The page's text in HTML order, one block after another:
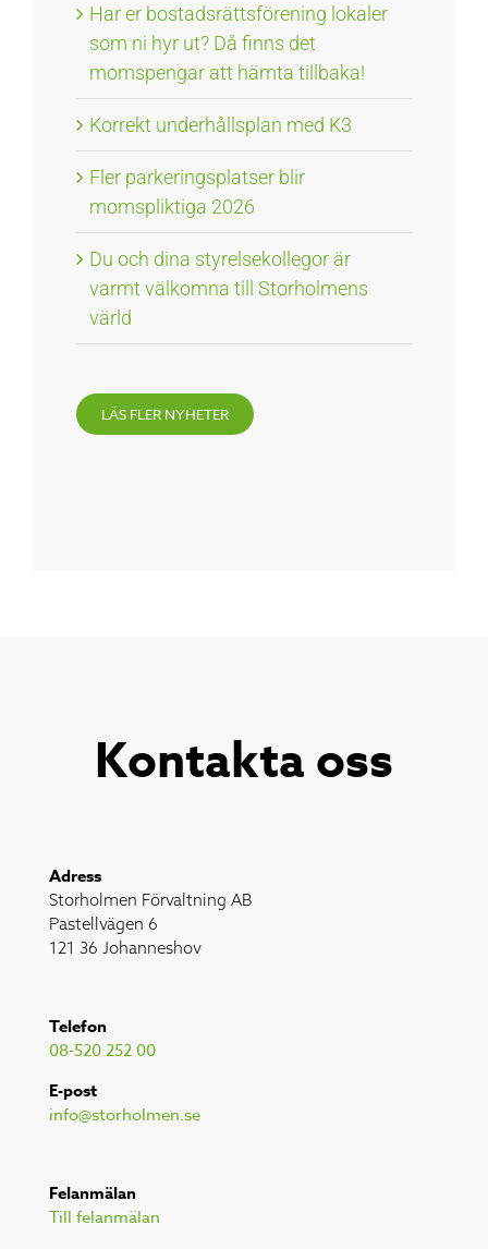
Har er bostadsrättsförening lokaler
som ni hyr ut? Då finns det
momspengar att hämta tillbaka!
Korrekt underhållsplan med K3
Fler parkeringsplatser blir
momspliktiga 2026
Du och dina styrelsekollegor är
varmt välkomna till Storholmens
värld
LÄS FLER NYHETER
Kontakta oss
Adress
Storholmen Förvaltning AB
Pastellvägen 6
121 36 Johanneshov
Telefon
08-520 252 00
E-post
info@storholmen.se
Felanmälan
Till felanmälan